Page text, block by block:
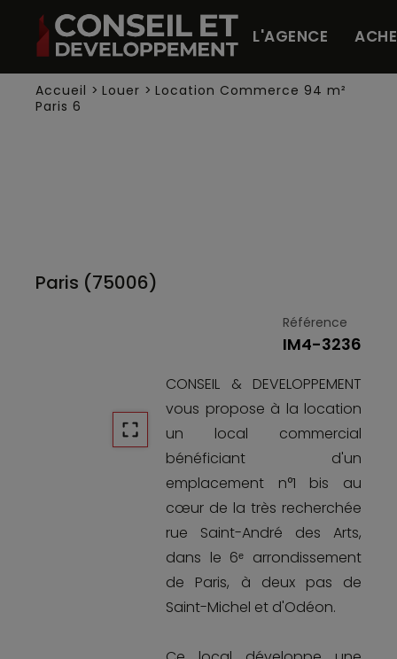
L'AGENCE
Accueil > Louer > Location Commerce 94 m²
Paris 6
Paris (75006)
Référence
IM4-3236
CONSEIL & DEVELOPPEMENT
vous propose à la location
un local commercial
bénéficiant d'un
emplacement n°1 bis au
cœur de la très recherchée
rue Saint-André des Arts,
dans le 6ᵉ arrondissement
de Paris, à deux pas de
Saint-Michel et d'Odéon.